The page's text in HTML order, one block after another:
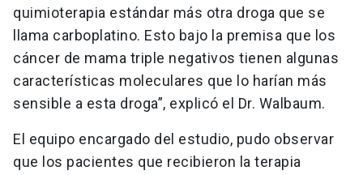
quimioterapia estándar más otra droga que se
llama carboplatino. Esto bajo la premisa que los
cáncer de mama triple negativos tienen algunas
características moleculares que lo harían más
sensible a esta droga”, explicó el Dr. Walbaum.
El equipo encargado del estudio, pudo observar
que los pacientes que recibieron la terapia